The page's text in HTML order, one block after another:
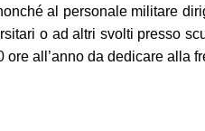
al personale militare
o ad altri svolti presso
all’anno da dedicare alla